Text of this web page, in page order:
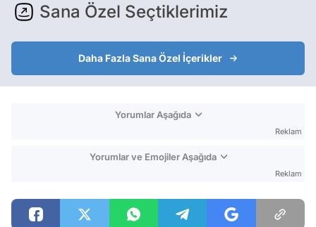
Sana Özel Seçtiklerimiz
Daha Fazla Sana Özel İçerikler
Yorumlar Aşağıda
Reklam
Yorumlar ve Emojiler Aşağıda
Reklam